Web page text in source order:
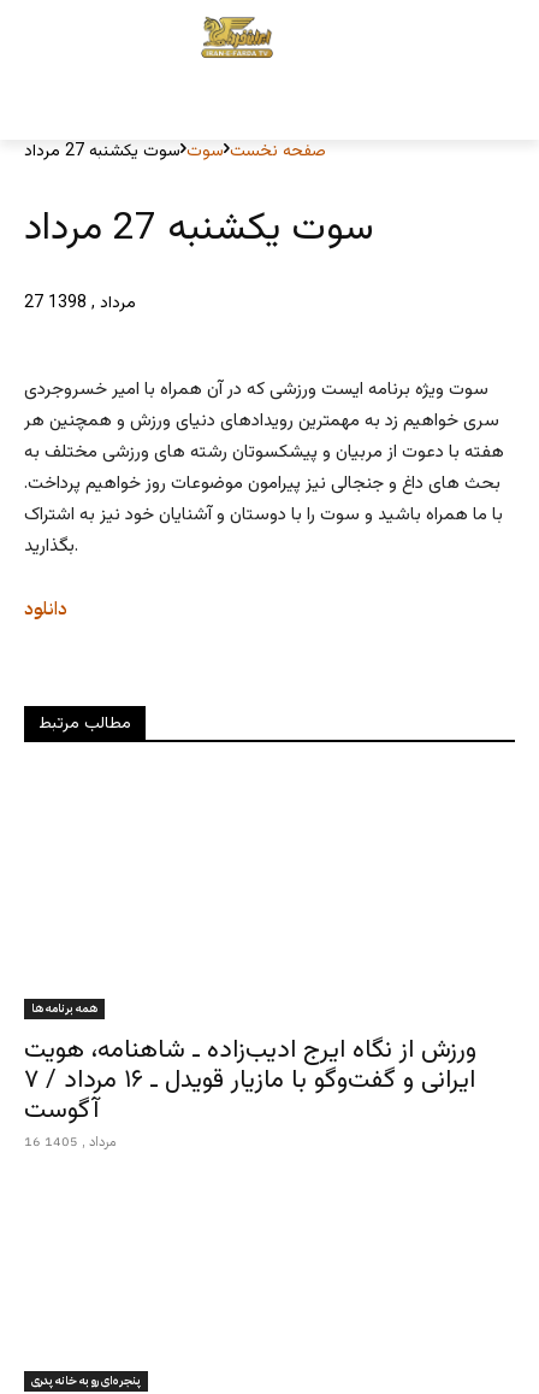
صفحه نخست سوت سوت یکشنبه 27 مرداد
سوت یکشنبه 27 مرداد
27 مرداد , 1398
سوت ویژه برنامه ایست ورزشی که در آن همراه با امیر خسروجردی
سری خواهیم زد به مهمترین رویدادهای دنیای ورزش و همچنین هر
هفته با دعوت از مربیان و پیشکسوتان رشته های ورزشی مختلف به
بحث های داغ و جنجالی نیز پیرامون موضوعات روز خواهیم پرداخت.
با ما همراه باشید و سوت را با دوستان و آشنایان خود نیز به اشتراک
بگذارید.
دانلود
مطالب مرتبط
همه برنامه ها
ورزش از نگاه ایرج ادیب‌زاده ـ شاهنامه، هویت
ایرانی و گفت‌وگو با مازیار قویدل ـ ۱۶ مرداد / ۷
آگوست
16 مرداد , 1405
پنجره‌ای رو به خانه پدری